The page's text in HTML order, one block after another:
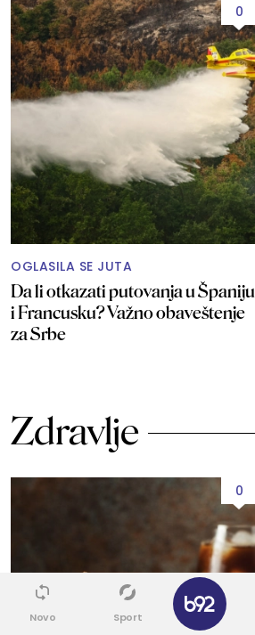
0
OGLASILA SE JUTA
Da li otkazati putovanja u Španiju
i Francusku? Važno obaveštenje
za Srbe
Zdravlje
0
Novo Sport
✕